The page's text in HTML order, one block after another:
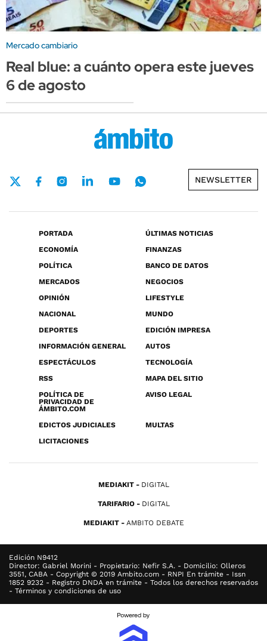
Mercado cambiario
Real blue: a cuánto opera este jueves
6 de agosto
NEWSLETTER
PORTADA
ÚLTIMAS NOTICIAS
ECONOMÍA
FINANZAS
POLÍTICA
BANCO DE DATOS
MERCADOS
NEGOCIOS
OPINIÓN
LIFESTYLE
NACIONAL
MUNDO
DEPORTES
EDICIÓN IMPRESA
INFORMACIÓN GENERAL
AUTOS
ESPECTÁCULOS
TECNOLOGÍA
RSS
MAPA DEL SITIO
POLÍTICA DE
PRIVACIDAD DE
ÁMBITO.COM
AVISO LEGAL
EDICTOS JUDICIALES
MULTAS
LICITACIONES
MEDIAKIT DIGITAL
TARIFARIO DIGITAL
MEDIAKIT AMBITO DEBATE
Edición N9412
Director: Gabriel Morini - Propietario: Nefir S.A. - Domicilio: Olleros
3551, CABA - Copyright © 2019 Ambito.com - RNPI En trámite - Issn
1852 9232 - Registro DNDA en trámite - Todos los derechos reservados
- Términos y condiciones de uso